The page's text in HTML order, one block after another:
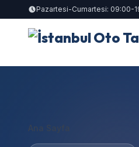
Pazartesi-Cumartesi: 09:00-
Ana Sayfa